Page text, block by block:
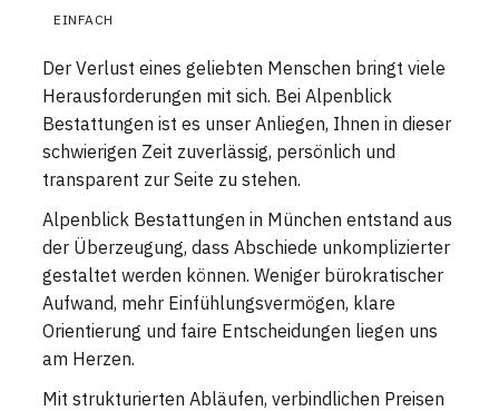
EINFACH
Der Verlust eines geliebten Menschen bringt viele
Herausforderungen mit sich. Bei Alpenblick
Bestattungen ist es unser Anliegen, Ihnen in dieser
schwierigen Zeit zuverlässig, persönlich und
transparent zur Seite zu stehen.
Alpenblick Bestattungen in München entstand aus
der Überzeugung, dass Abschiede unkomplizierter
gestaltet werden können. Weniger bürokratischer
Aufwand, mehr Einfühlungsvermögen, klare
Orientierung und faire Entscheidungen liegen uns
am Herzen.
Mit strukturierten Abläufen, verbindlichen Preisen